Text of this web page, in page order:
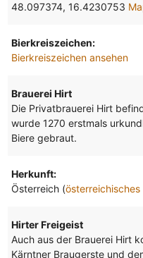
48.097374, 16.4230753
Bierkreiszeichen:
Bierkreiszeichen ansehen
Brauerei Hirt
Die Privatbrauerei Hirt
wurde 1270 erstmals
Biere gebraut.
Herkunft:
Österreich (österreichisches
Hirter Freigeist
Auch aus der Brauerei Hirt
Kärntner Braugerste und